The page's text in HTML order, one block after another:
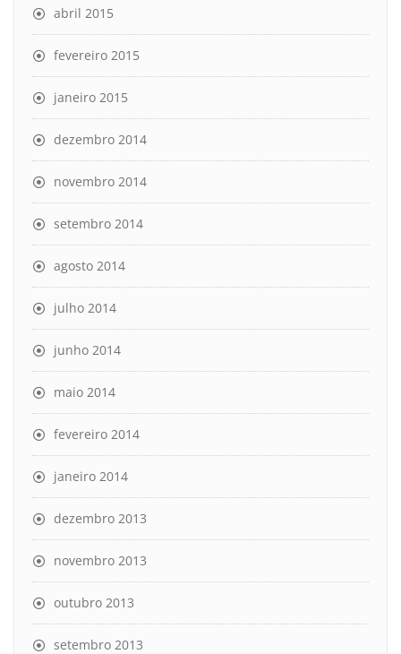
abril 2015
fevereiro 2015
janeiro 2015
dezembro 2014
novembro 2014
setembro 2014
agosto 2014
julho 2014
junho 2014
maio 2014
fevereiro 2014
janeiro 2014
dezembro 2013
novembro 2013
outubro 2013
setembro 2013